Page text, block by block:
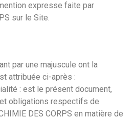
expresse faite par
sur le Site.
par une majuscule ont la
attribuée ci-après :
: est le présent document,
obligations respectifs de
DES CORPS en matière de